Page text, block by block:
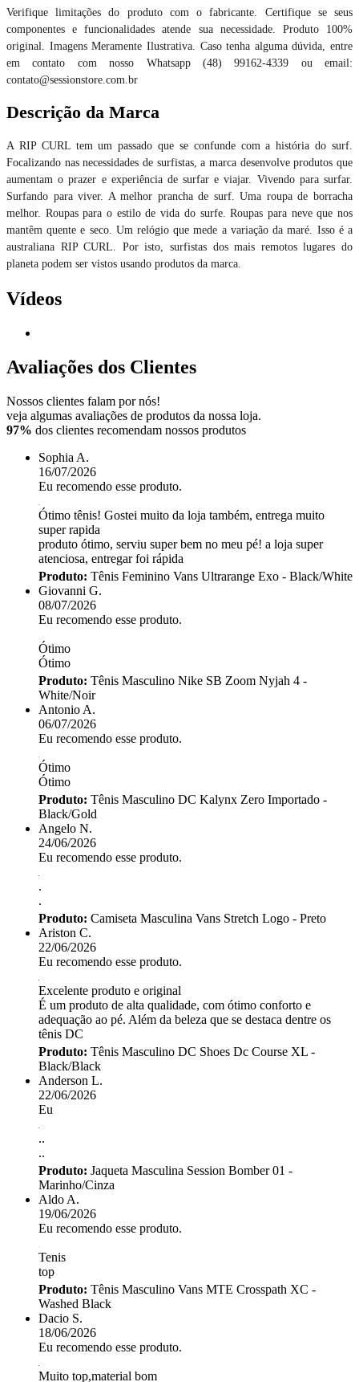
Verifique limitações do produto com o fabricante. Certifique se seus
componentes e funcionalidades atende sua necessidade. Produto 100%
original. Imagens Meramente Ilustrativa. Caso tenha alguma dúvida, entre
em contato com nosso Whatsapp (48) 99162-4339 ou email:
contato@sessionstore.com.br
Descrição da Marca
A RIP CURL tem um passado que se confunde com a história do surf.
Focalizando nas necessidades de surfistas, a marca desenvolve produtos que
aumentam o prazer e experiência de surfar e viajar. Vivendo para surfar.
Surfando para viver. A melhor prancha de surf. Uma roupa de borracha
melhor. Roupas para o estilo de vida do surfe. Roupas para neve que nos
mantêm quente e seco. Um relógio que mede a variação da maré. Isso é a
australiana RIP CURL. Por isto, surfistas dos mais remotos lugares do
planeta podem ser vistos usando produtos da marca.
Vídeos
Avaliações dos Clientes
Nossos clientes falam por nós!
veja algumas avaliações de produtos da nossa loja.
97% dos clientes recomendam nossos produtos
Sophia A.
16/07/2026
Eu recomendo esse produto.
Ótimo tênis! Gostei muito da loja também, entrega muito
super rapida
produto ótimo, serviu super bem no meu pé! a loja super
atenciosa, entregar foi rápida
Produto: Tênis Feminino Vans Ultrarange Exo - Black/White
Giovanni G.
08/07/2026
Eu recomendo esse produto.
Ótimo
Ótimo
Produto: Tênis Masculino Nike SB Zoom Nyjah 4 -
White/Noir
Antonio A.
06/07/2026
Eu recomendo esse produto.
Ótimo
Ótimo
Produto: Tênis Masculino DC Kalynx Zero Importado -
Black/Gold
Angelo N.
24/06/2026
Eu recomendo esse produto.
.
.
Produto: Camiseta Masculina Vans Stretch Logo - Preto
Ariston C.
22/06/2026
Eu recomendo esse produto.
Excelente produto e original
É um produto de alta qualidade, com ótimo conforto e
adequação ao pé. Além da beleza que se destaca dentre os
tênis DC
Produto: Tênis Masculino DC Shoes Dc Course XL -
Black/Black
Anderson L.
22/06/2026
Eu
..
..
Produto: Jaqueta Masculina Session Bomber 01 -
Marinho/Cinza
Aldo A.
19/06/2026
Eu recomendo esse produto.
Tenis
top
Produto: Tênis Masculino Vans MTE Crosspath XC -
Washed Black
Dacio S.
18/06/2026
Eu recomendo esse produto.
Muito top,material bom